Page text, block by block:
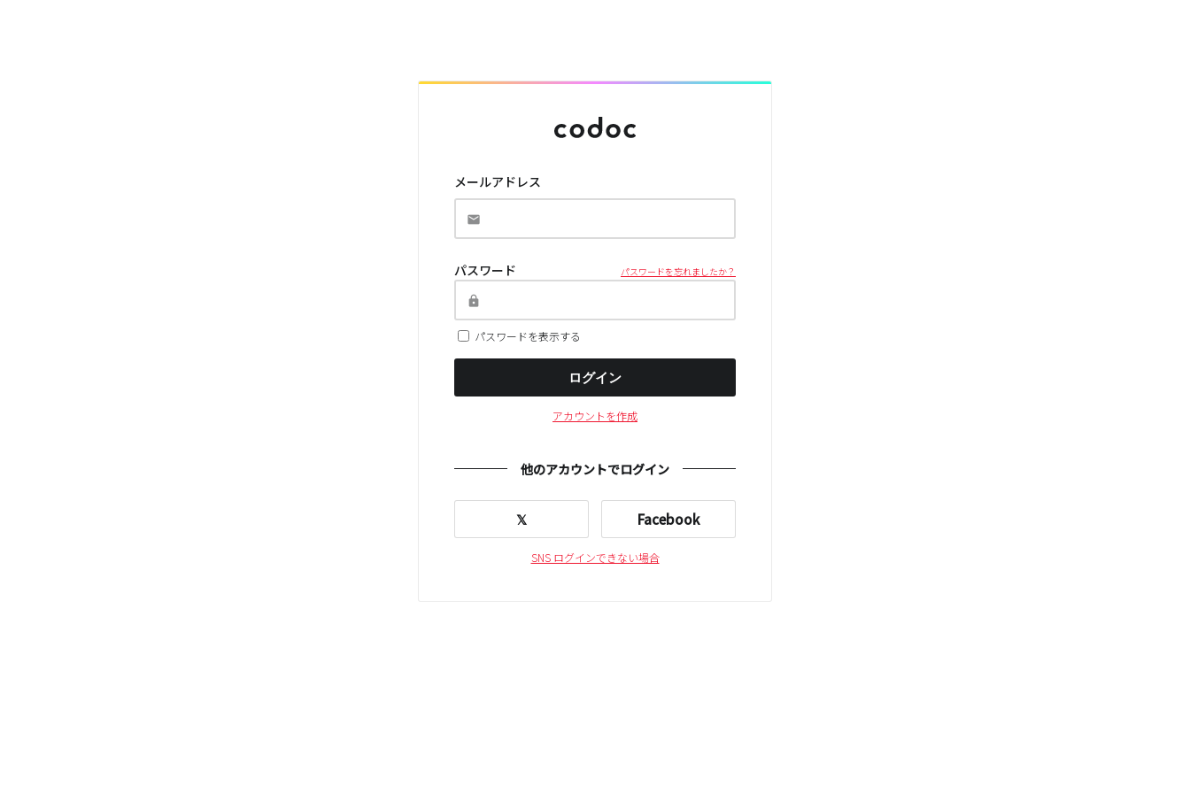
メールアドレス
パスワード パスワードを忘れましたか？
パスワードを表示する
ログイン
アカウントを作成
他のアカウントでログイン
𝕏 Facebook
SNS ログインできない場合